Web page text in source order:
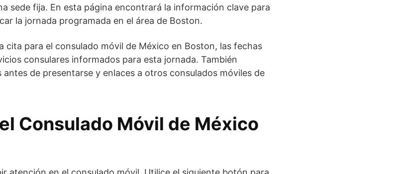
sede fija. En esta página encontrará la información clave para
la jornada programada en el área de Boston.
cita para el consulado móvil de México en Boston, las fechas
consulares informados para esta jornada. También
de presentarse y enlaces a otros consulados móviles de
Consulado Móvil de México